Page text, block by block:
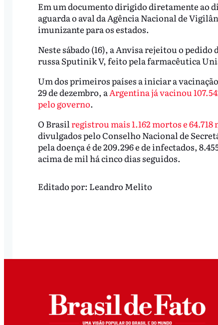
Em um documento dirigido diretamente ao
aguarda o aval da Agência Nacional de
imunizante para os estados.
Neste sábado (16), a Anvisa rejeitou o
russa Sputinik V, feito pela farmacêutica
Um dos primeiros países a iniciar a
29 de dezembro, a Argentina já vacinou
pelo governo.
O Brasil registrou mais 1.162 mortos e 64.718
divulgados pelo Conselho Nacional de
pela doença é de 209.296 e de infectados,
acima de mil há cinco dias seguidos.
Editado por: Leandro Melito